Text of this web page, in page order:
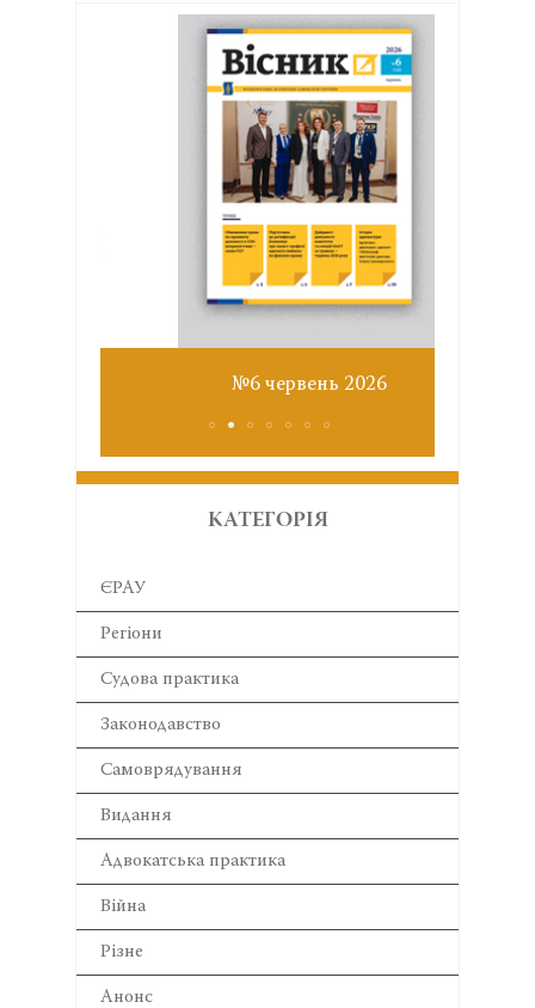
№6 червень 2026
КАТЕГОРІЯ
ЄРАУ
Регіони
Cудова практика
Законодавство
Самоврядування
Видання
Адвокатська практика
Війна
Різне
Анонс